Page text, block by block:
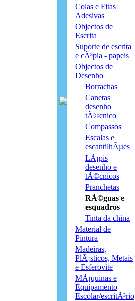
Colas e Fitas
Adesivas
Objectos de
Escrita
Suporte de escrita
e cÃ³pia - papeis
Objectos de
Desenho
Borrachas
Canetas
desenho
tÃ©cnico
Compassos
Escalas e
escantilhÃµes
LÃ¡pis
desenho e
tÃ©cnicos
Pranchetas
RÃ©guas e
esquadros
Tinta da china
Material de
Pintura
Madeiras,
PlÃ¡sticos, Metais
e Esferovite
MÃ¡quinas e
Equipamento
Escolar/escritÃ³rio